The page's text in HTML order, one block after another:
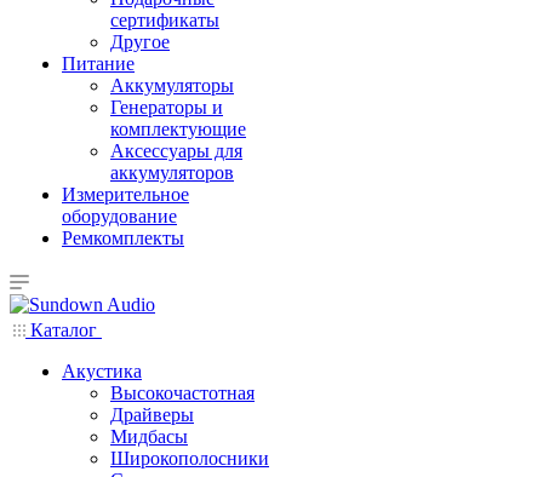
сертификаты
Другое
Питание
Аккумуляторы
Генераторы и
комплектующие
Аксессуары для
аккумуляторов
Измерительное
оборудование
Ремкомплекты
Каталог
Акустика
Высокочастотная
Драйверы
Мидбасы
Широкополосники